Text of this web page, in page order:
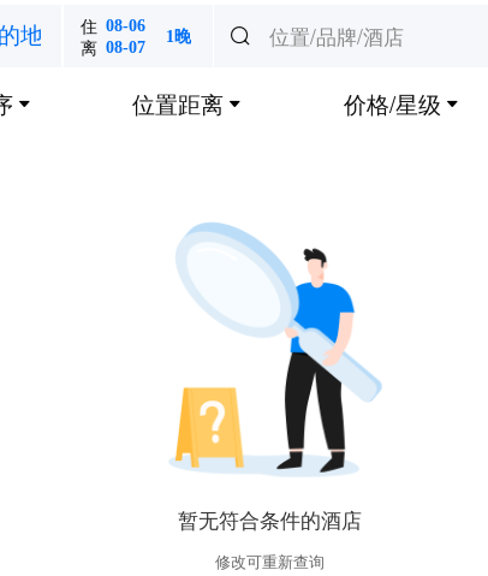
地 住 08-06
离 08-07
1晚  位置/品牌/酒店
 位置距离  价格/星级 
暂无符合条件的酒店
修改可重新查询